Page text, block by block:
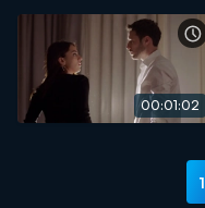
00:01:02
1